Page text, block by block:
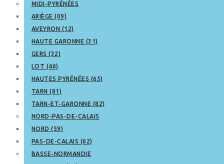
MIDI-PYRÉNÉES
ARIÈGE (09)
AVEYRON (12)
HAUTE GARONNE (31)
GERS (32)
LOT (46)
HAUTES PYRÉNÉES (65)
TARN (81)
TARN-ET-GARONNE (82)
NORD-PAS-DE-CALAIS
NORD (59)
PAS-DE-CALAIS (62)
BASSE-NORMANDIE